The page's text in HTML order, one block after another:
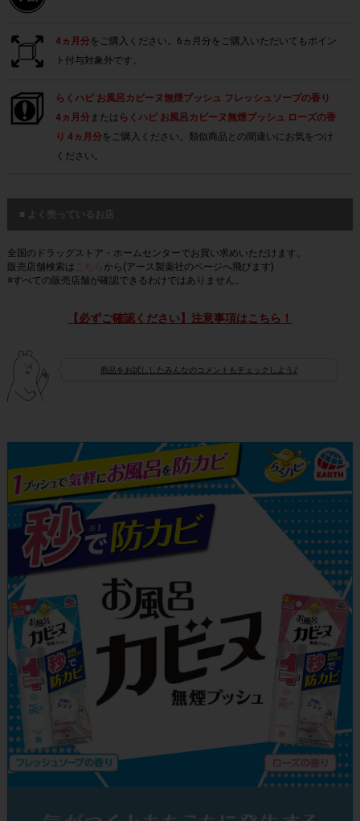
4ヵ月分をご購入ください。6ヵ月分をご購入いただいてもポイン
ト付与対象外です。
らくハピ お風呂カビーヌ無煙プッシュ フレッシュソープの香り
4ヵ月分または らくハピ お風呂カビーヌ無煙プッシュ ローズの香
り 4ヵ月分をご購入ください。類似商品との間違いにお気をつけ
ください。
■ よく売っているお店
全国のドラッグストア・ホームセンターでお買い求めいただけます。
販売店舗検索は
こちら から(アース製薬社のページへ飛びます)
※すべての販売店舗が確認できるわけではありません。
【必ずご確認ください】注意事項はこちら！
商品をお試ししたみんなのコメントもチェックしよう♪